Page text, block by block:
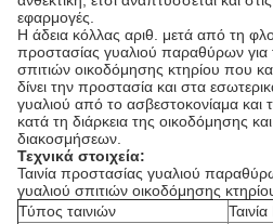
εφαρμογές.
Η άδεια κόλλας αριθ. μετά από τη
προστασίας γυαλιού παραθύρων για
σπιτιών οικοδόμησης κτηρίου που
δίνει την προστασία και στα
γυαλιού από το ασβεστοκονίαμα και
κατά τη διάρκεια της οικοδόμησης
διακοσμήσεων.
Τεχνικά στοιχεία:
Ταινία προστασίας γυαλιού
γυαλιού σπιτιών οικοδόμησης
Τύπος ταινιών